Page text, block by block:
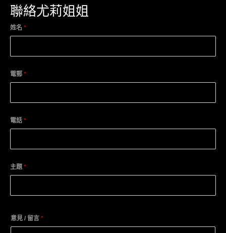
聯絡尤莉姐姐
姓名 *
電郵 *
電話 *
主題 *
意見 / 留言 *